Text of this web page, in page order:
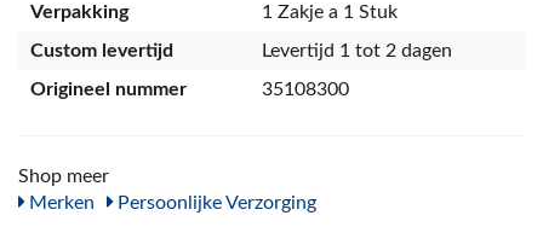
Verpakking
1 Zakje a 1 Stuk
Custom levertijd
Levertijd 1 tot 2 dagen
Origineel nummer
35108300
Shop meer
Merken
Persoonlijke Verzorging